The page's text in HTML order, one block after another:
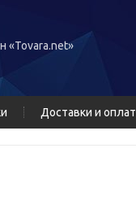
«Tovara.net»
Доставки и